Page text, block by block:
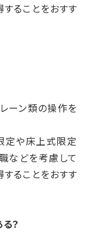
ることをおすす
ーン類の操作を
定や床上式限定
などを考慮して
ることをおすす
？